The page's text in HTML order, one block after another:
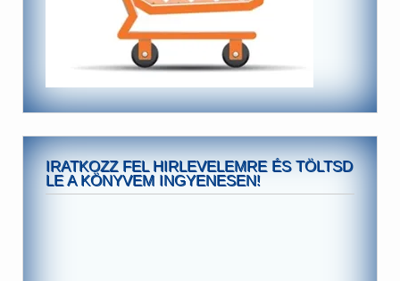
IRATKOZZ FEL HIRLEVELEMRE ÉS TÖLTSD
LE A KÖNYVEM INGYENESEN!